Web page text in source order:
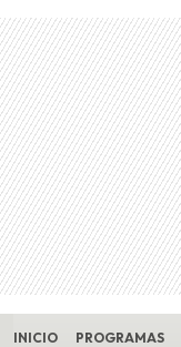
Skip to main content
INICIO PROGRAMAS